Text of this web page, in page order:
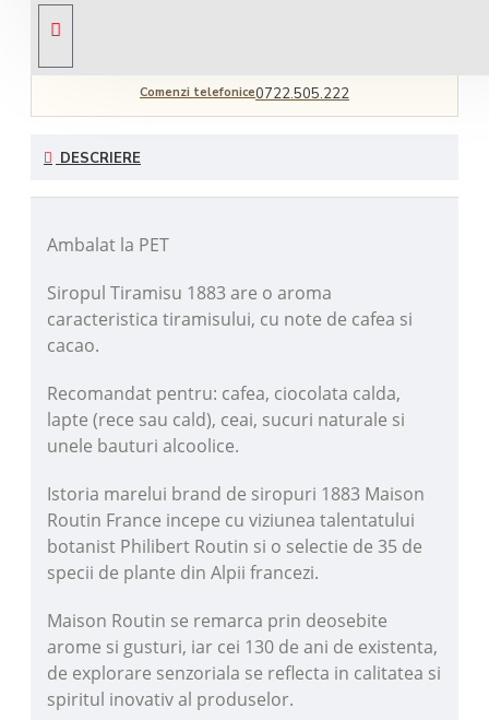
Comenzi telefonice0722.505.222
DESCRIERE
Ambalat la PET
Siropul Tiramisu 1883 are o aroma
caracteristica tiramisului, cu note de cafea si
cacao.
Recomandat pentru: cafea, ciocolata calda,
lapte (rece sau cald), ceai, sucuri naturale si
unele bauturi alcoolice.
Istoria marelui brand de siropuri 1883 Maison
Routin France incepe cu viziunea talentatului
botanist Philibert Routin si o selectie de 35 de
specii de plante din Alpii francezi.
Maison Routin se remarca prin deosebite
arome si gusturi, iar cei 130 de ani de existenta,
de explorare senzoriala se reflecta in calitatea si
spiritul inovativ al produselor.